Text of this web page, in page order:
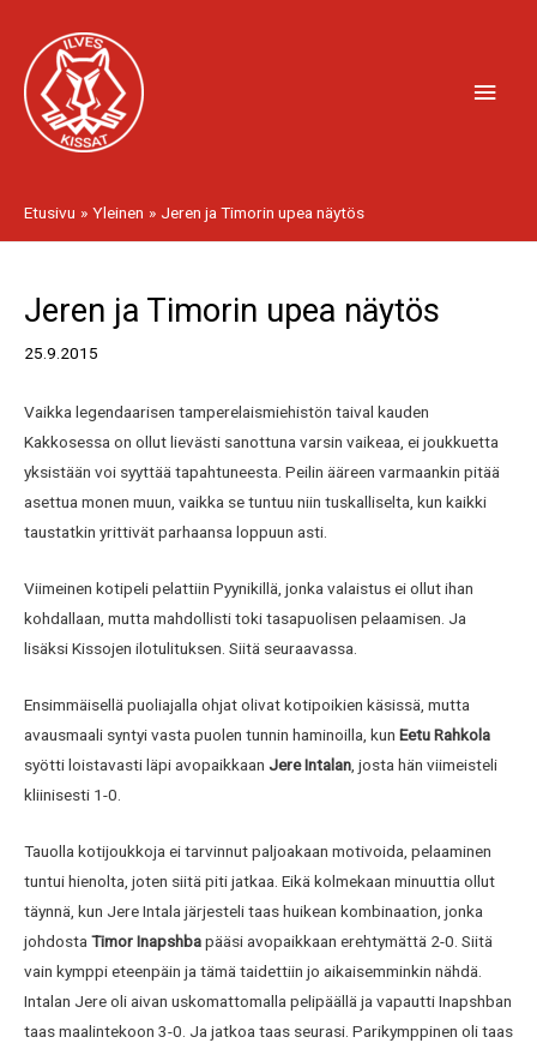
sisältöön
Etusivu Yleinen Jeren ja Timorin upea näytös
Jeren ja Timorin upea näytös
25.9.2015
Vaikka legendaarisen tamperelaismiehistön taival kauden
Kakkosessa on ollut lievästi sanottuna varsin vaikeaa, ei joukkuetta
yksistään voi syyttää tapahtuneesta. Peilin ääreen varmaankin pitää
asettua monen muun, vaikka se tuntuu niin tuskalliselta, kun kaikki
taustatkin yrittivät parhaansa loppuun asti.
Viimeinen kotipeli pelattiin Pyynikillä, jonka valaistus ei ollut ihan
kohdallaan, mutta mahdollisti toki tasapuolisen pelaamisen. Ja
lisäksi Kissojen ilotulituksen. Siitä seuraavassa.
Ensimmäisellä puoliajalla ohjat olivat kotipoikien käsissä, mutta
avausmaali syntyi vasta puolen tunnin haminoilla, kun Eetu Rahkola
syötti loistavasti läpi avopaikkaan Jere Intalan , josta hän viimeisteli
kliinisesti 1-0.
Tauolla kotijoukkoja ei tarvinnut paljoakaan motivoida, pelaaminen
tuntui hienolta, joten siitä piti jatkaa. Eikä kolmekaan minuuttia ollut
täynnä, kun Jere Intala järjesteli taas huikean kombinaation, jonka
johdosta TimorInapshbapääsi avopaikkaan erehtymättä 2-0. Siitä
vain kymppi eteenpäin ja tämä taidettiin jo aikaisemminkin nähdä.
Intalan Jere oli aivan uskomattomalla pelipäällä ja vapautti Inapshban
taas maalintekoon 3-0. Ja jatkoa taas seurasi. Parikymppinen oli taas
selaus